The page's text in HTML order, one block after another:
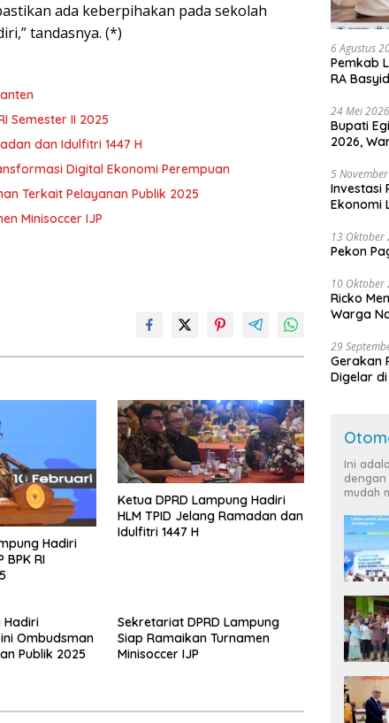
ada keberpihakan pada sekolah
tandasnya. (*)
Semester II 2025
dan Idulfitri 1447 H
Digital Ekonomi Perempuan
Terkait Pelayanan Publik 2025
Minisoccer IJP
Hadiri
BPK RI
Ketua DPRD Lampung Hadiri
HLM TPID Jelang Ramadan dan
Idulfitri 1447 H
Hadiri
Ombudsman
Publik 2025
Sekretariat DPRD Lampung
Siap Ramaikan Turnamen
Minisoccer IJP
6 Agustus
Pemkab
RA
24 Mei 2026
Bupati
2026,
5
Investasi
Ekonomi
13 Oktober
Pekon
10 Oktober
Ricko
Warga
29
Gerakan
Digelar
Ini
mudah